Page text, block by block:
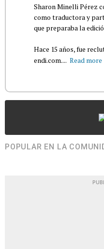
Sharon Minelli Pérez
como traductora y
que preparaba la
Hace 15 años, fue
endi.com.... Read more
POPULAR EN LA